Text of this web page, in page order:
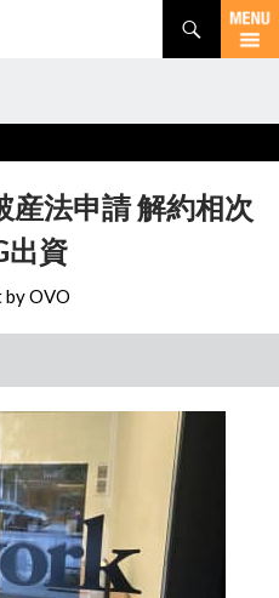
法申請 解約相次
出資
by OVO